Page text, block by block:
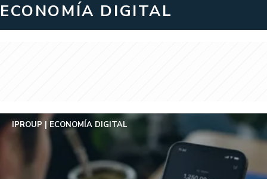
ECONOMÍA DIGITAL
IPROUP ECONOMÍA DIGITAL